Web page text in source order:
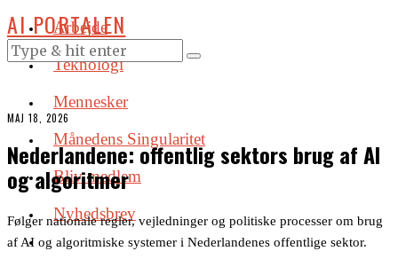
Arbejde
Teknologi
Mennesker
Månedens Singularitet
Bliv medlem
Nyhedsbrev
AI PORTALEN
MAJ 18, 2026
Nederlandene: offentlig sektors brug af AI
og algoritmer
Følger nationale regler, vejledninger og politiske processer om brug
af AI og algoritmiske systemer i Nederlandenes offentlige sektor.